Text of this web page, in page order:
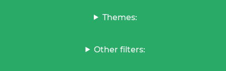
Themes:
Other filters: